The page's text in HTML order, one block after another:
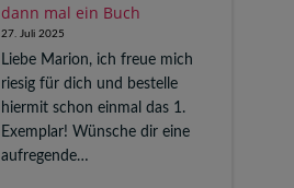
dann mal ein Buch
27. Juli 2025
Liebe Marion, ich freue mich
riesig für dich und bestelle
hiermit schon einmal das 1.
Exemplar! Wünsche dir eine
aufregende…